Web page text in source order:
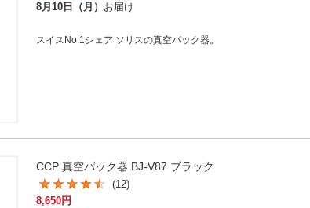
お問合せ
8月10日（月） お届け
スイスNo.1シェア ソリスの真空パック器。
CCP 真空パック器 BJ-V87 ブラック
(12)
8,650円